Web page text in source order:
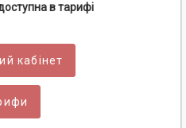
в тарифі
кабінет